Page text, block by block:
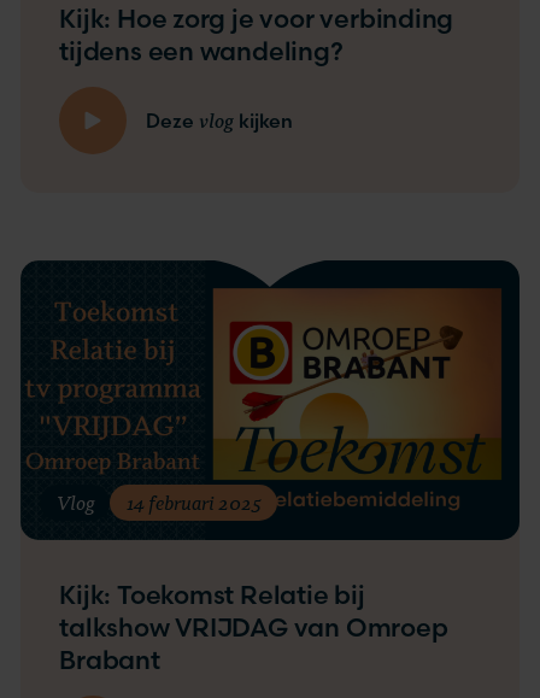
Kijk: Hoe zorg je voor verbinding
tijdens een wandeling?
Deze vlog kijken
Vlog 14 februari 2025
Kijk: Toekomst Relatie bij
talkshow VRIJDAG van Omroep
Brabant